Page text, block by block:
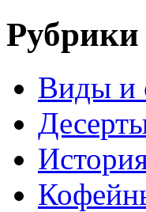
Рубрики
Виды и